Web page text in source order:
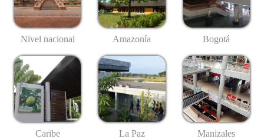
Nivel nacional Amazonía Bogotá
Caribe La Paz Manizales